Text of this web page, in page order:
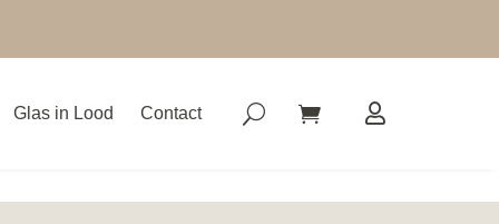
Glas in Lood Contact